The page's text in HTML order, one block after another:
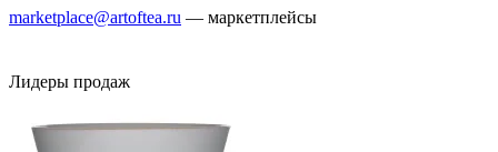
marketplace@artoftea.ru — маркетплейсы
Лидеры продаж